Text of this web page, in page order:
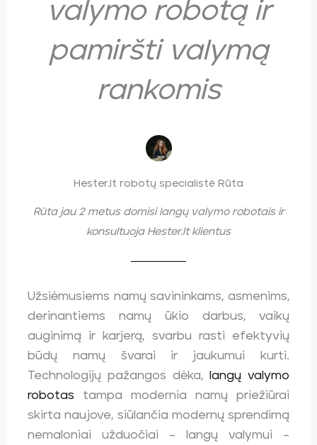
valymo robotą ir
pamiršti valymą
rankomis
Hester.lt robotų specialistė Rūta
Rūta jau 2 metus domisi langų valymo robotais ir
konsultuoja Hester.lt klientus
Užsiėmusiems namų savininkams, asmenims,
derinantiems namų ūkio darbus, vaikų
auginimą ir karjerą, svarbu rasti efektyvių
būdų namų švarai ir jaukumui kurti.
Technologijų pažangos dėka,
langų valymo
robotas tampa modernia namų priežiūrai
skirta naujove, siūlančia modernų sprendimą
nemaloniai užduočiai – langų valymui –